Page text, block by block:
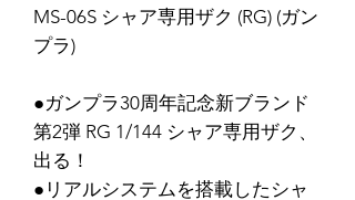
MS-06S シャア専用ザク (RG) (ガン
プラ)
●ガンプラ30周年記念新ブランド
第2弾 RG 1/144 シャア専用ザク、
出る！
●リアルシステムを搭載したシャ